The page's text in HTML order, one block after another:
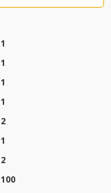
1
1
1
1
2
1
2
100